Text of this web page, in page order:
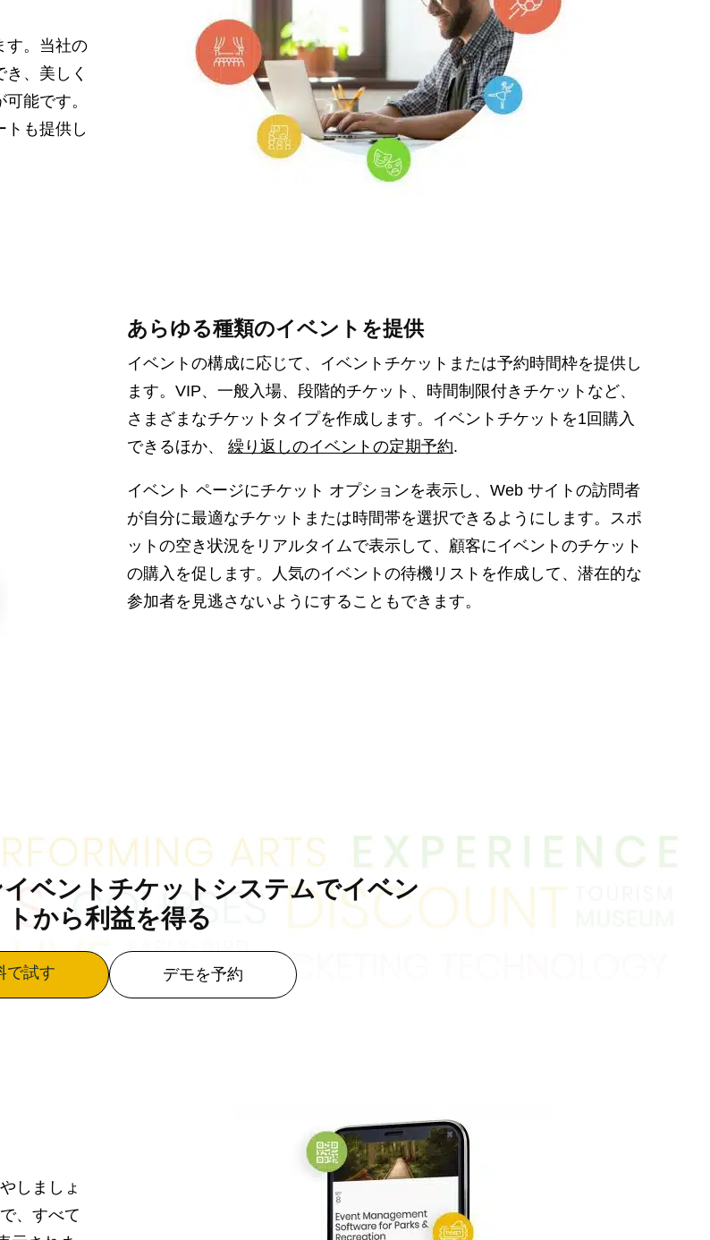
す。当社の
、美しく
能です。
トも提供し
あらゆる種類のイベントを提供
イベントの構成に応じて、イベントチケットまたは予約時間枠を提供し
ます。VIP、一般入場、段階的チケット、時間制限付きチケットなど、
さまざまなチケットタイプを作成します。イベントチケットを1回購入
できるほか、 繰り返しのイベントの定期予約.
イベント ページにチケット オプションを表示し、Web サイトの訪問者
が自分に最適なチケットまたは時間帯を選択できるようにします。スポ
ットの空き状況をリアルタイムで表示して、顧客にイベントのチケット
の購入を促します。人気のイベントの待機リストを作成して、潜在的な
参加者を見逃さないようにすることもできます。
ベントチケットシステムでイベン
トから利益を得る
で試す デモを予約
しましょ
、すべて